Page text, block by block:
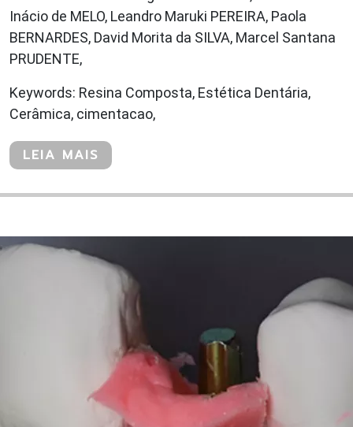
Inácio de MELO, Leandro Maruki PEREIRA, Paola
BERNARDES, David Morita da SILVA, Marcel Santana
PRUDENTE,
Keywords: Resina Composta, Estética Dentária,
Cerâmica, cimentacao,
LEIA MAIS